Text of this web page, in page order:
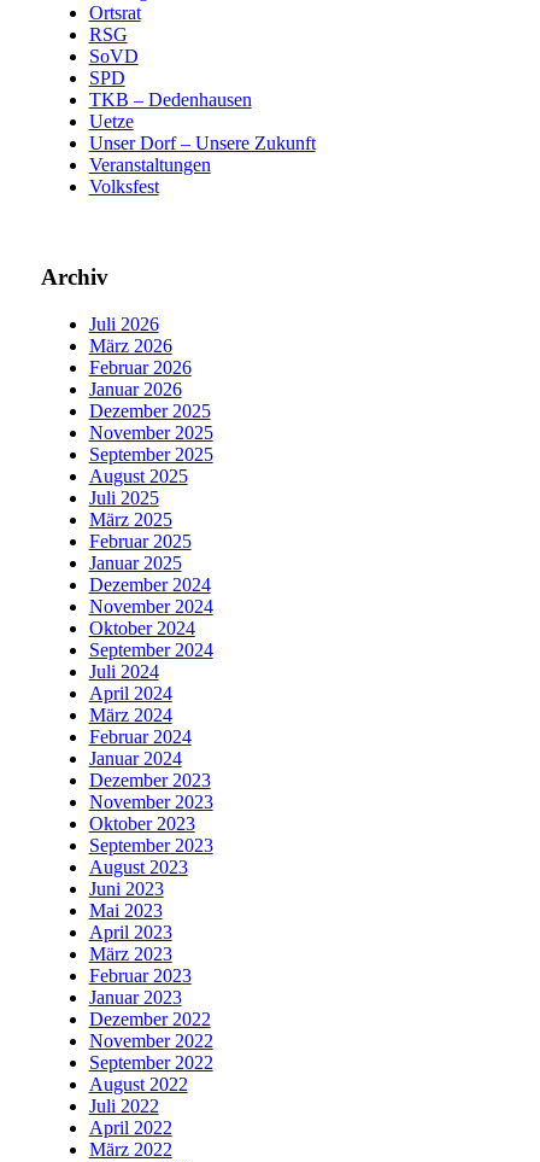
Ortsrat
RSG
SoVD
SPD
TKB – Dedenhausen
Uetze
Unser Dorf – Unsere Zukunft
Veranstaltungen
Volksfest
Archiv
Juli 2026
März 2026
Februar 2026
Januar 2026
Dezember 2025
November 2025
September 2025
August 2025
Juli 2025
März 2025
Februar 2025
Januar 2025
Dezember 2024
November 2024
Oktober 2024
September 2024
Juli 2024
April 2024
März 2024
Februar 2024
Januar 2024
Dezember 2023
November 2023
Oktober 2023
September 2023
August 2023
Juni 2023
Mai 2023
April 2023
März 2023
Februar 2023
Januar 2023
Dezember 2022
November 2022
September 2022
August 2022
Juli 2022
April 2022
März 2022